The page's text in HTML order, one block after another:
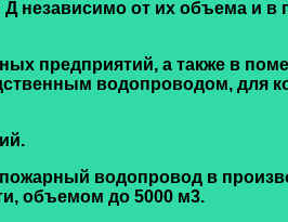
независимо от их объема и
предприятий, а также в
водопроводом, для
водопровод в
объемом до 5000 м3.